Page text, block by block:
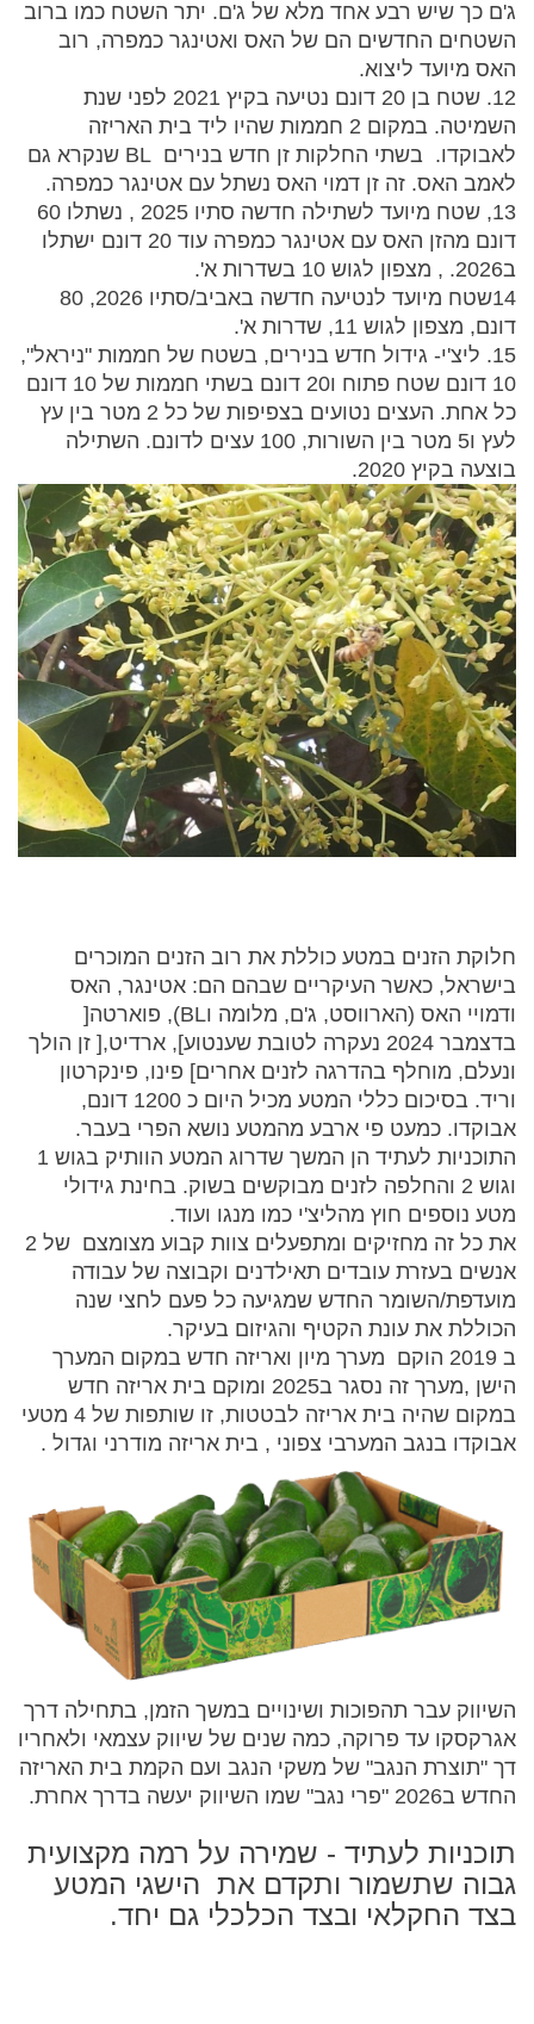
ג'ם כך שיש רבע אחד מלא של ג'ם. יתר השטח כמו ברוב
השטחים החדשים הם של האס ואטינגר כמפרה, רוב
האס מיועד ליצוא.
12. שטח בן 20 דונם נטיעה בקיץ 2021 לפני שנת
השמיטה. במקום 2 חממות שהיו ליד בית האריזה
לאבוקדו. בשתי החלקות זן חדש בנירים BL שנקרא גם
לאמב האס. זה זן דמוי האס נשתל עם אטינגר כמפרה.
13, שטח מיועד לשתילה חדשה סתיו 2025 , נשתלו 60
דונם מהזן האס עם אטינגר כמפרה עוד 20 דונם ישתלו
ב2026. , מצפון לגוש 10 בשדרות א'.
14שטח מיועד לנטיעה חדשה באביב/סתיו 2026, 80
דונם, מצפון לגוש 11, שדרות א'.
15. ליצ'י- גידול חדש בנירים, בשטח של חממות "ניראל",
10 דונם שטח פתוח ו20 דונם בשתי חממות של 10 דונם
כל אחת. העצים נטועים בצפיפות של כל 2 מטר בין עץ
לעץ ו5 מטר בין השורות, 100 עצים לדונם. השתילה
בוצעה בקיץ 2020.
חלוקת הזנים במטע כוללת את רוב הזנים המוכרים
בישראל, כאשר העיקריים שבהם הם: אטינגר, האס
ודמויי האס (הארווסט, ג'ם, מלומה וBL), פוארטה[
בדצמבר 2024 נעקרה לטובת שענטוע], ארדיט,[ זן הולך
ונעלם, מוחלף בהדרגה לזנים אחרים] פינו, פינקרטון
וריד. בסיכום כללי המטע מכיל היום כ 1200 דונם,
אבוקדו. כמעט פי ארבע מהמטע נושא הפרי בעבר.
התוכניות לעתיד הן המשך שדרוג המטע הוותיק בגוש 1
וגוש 2 והחלפה לזנים מבוקשים בשוק. בחינת גידולי
מטע נוספים חוץ מהליצ'י כמו מנגו ועוד.
את כל זה מחזיקים ומתפעלים צוות קבוע מצומצם של 2
אנשים בעזרת עובדים תאילדנים וקבוצה של עבודה
מועדפת/השומר החדש שמגיעה כל פעם לחצי שנה
הכוללת את עונת הקטיף והגיזום בעיקר.
ב 2019 הוקם מערך מיון ואריזה חדש במקום המערך
הישן ,מערך זה נסגר ב2025 ומוקם בית אריזה חדש
במקום שהיה בית אריזה לבטטות, זו שותפות של 4 מטעי
אבוקדו בנגב המערבי צפוני , בית אריזה מודרני וגדול .
השיווק עבר תהפוכות ושינויים במשך הזמן, בתחילה דרך
אגרקסקו עד פרוקה, כמה שנים של שיווק עצמאי ולאחריו
דך "תוצרת הנגב" של משקי הנגב ועם הקמת בית האריזה
החדש ב2026 "פרי נגב" שמו השיווק יעשה בדרך אחרת.
תוכניות לעתיד - שמירה על רמה מקצועית
גבוה שתשמור ותקדם את הישגי המטע
בצד החקלאי ובצד הכלכלי גם יחד.